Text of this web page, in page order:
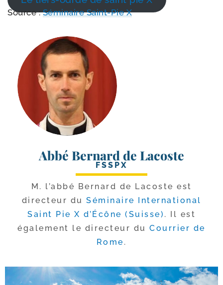
Source :Séminaire Saint-​Pie X
Abbé Bernard de Lacoste
FSSPX
M. l’ab­bé Bernard de Lacoste est
direc­teur du Séminaire International
Saint Pie X d’Écône (Suisse) . Il est
éga­le­ment le direc­teur duCourrier de
Rome .